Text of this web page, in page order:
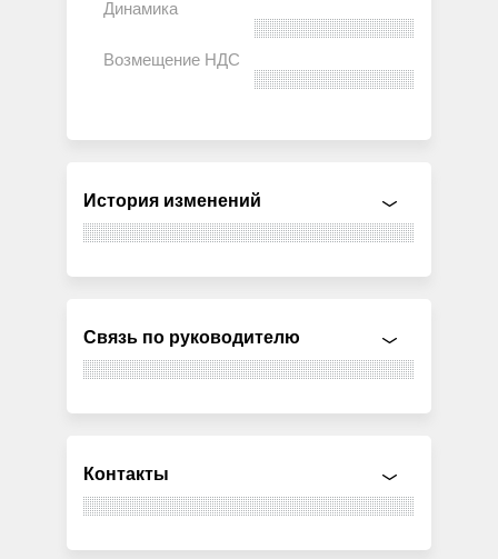
История изменений
Связь по руководителю
Контакты